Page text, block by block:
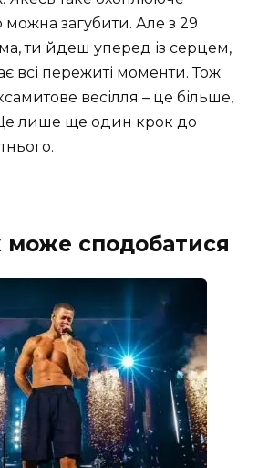
можна загубити. Але з 29
ти йдеш уперед із серцем,
всі пережиті моменти. Тож
весілля – це більше,
Це лише ще один крок до
може сподобатися